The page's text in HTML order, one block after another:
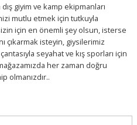
giyim ve kamp ekipmanları
mutlu etmek için tutkuyla
için en önemli şey olsun, isterse
çıkarmak isteyin, giysilerimiz
seyahat ve kış sporları için
her zaman doğru
olmanızdır..